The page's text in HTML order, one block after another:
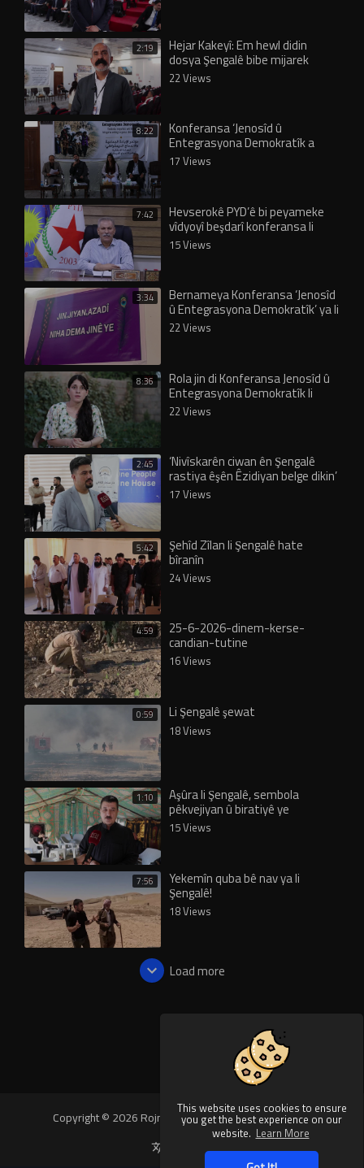
This website uses cookies to ensure
you get the best experience on our
website. Learn More
2:19 Hejar Kakeyî: Em hewl didin
dosya Şengalê bibe mijarek
navdewletî
22 Views
8:22 Konferansa ‘Jenosîd û
Entegrasyona Demokratîk a
Şengalê’ bi panela 3’yemîn
bidawî…
17 Views
7:42 Hevserokê PYD’ê bi peyameke
vîdyoyî beşdarî konferansa li
Şengalê bû
15 Views
3:34 Bernameya Konferansa ‘Jenosîd
û Entegrasyona Demokratîk’ ya li
Şengalê eşkere bû
22 Views
8:36 Rola jin di Konferansa Jenosîd û
Entegrasyona Demokratîk li
Şengalê de
22 Views
2:45 ‘Nivîskarên ciwan ên Şengalê
rastiya êşên Êzidiyan belge dikin’
17 Views
5:42 Şehîd Zîlan li Şengalê hate
bîranîn
24 Views
4:59 25-6-2026-dinem-kerse-
candian-tutine
16 Views
0:59 Li Şengalê şewat
18 Views
1:10 Aşûra li Şengalê, sembola
pêkvejiyan û biratiyê ye
15 Views
7:56 Yekemîn quba bê nav ya li
Şengalê!
18 Views
Load more
Copyright © 2026 Rojnews Video. All rights reserved.
Language